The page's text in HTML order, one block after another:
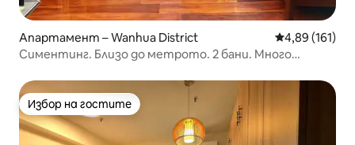
Апартамент – Wanhua District Средна
4,89 (161)
Симентинг. Близо до метрото. 2 бани. Много
Избор на гостите
Избор на гостите